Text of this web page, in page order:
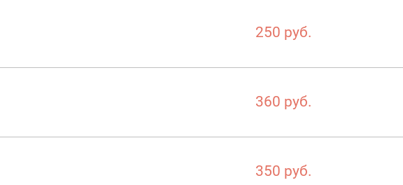
250 руб.
360 руб.
350 руб.